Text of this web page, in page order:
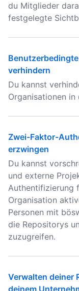
du Mitglieder
festgelegte
verhindern
Du kannst
Organisationen in
Zwei-Faktor-
erzwingen
Du kannst
und externe
Authentifizierung
Organisation
Personen mit
die Repositorys
zuzugreifen.
Verwalten deiner
deinem